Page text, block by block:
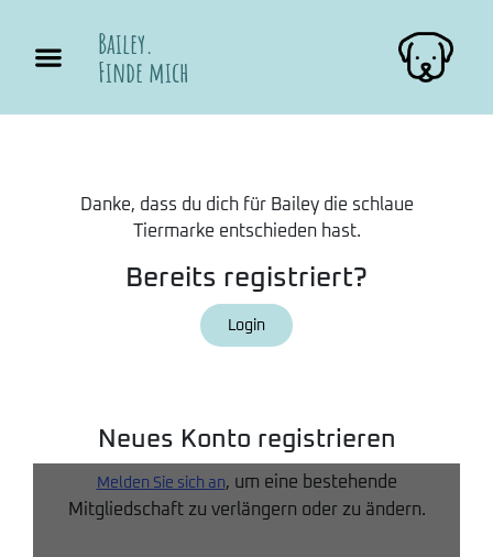
Bailey.
Finde mich
Danke, dass du dich für Bailey die schlaue
Tiermarke entschieden hast.
Bereits registriert?
Login
Neues Konto registrieren
Melden Sie sich an, um eine bestehende
Mitgliedschaft zu verlängern oder zu ändern.